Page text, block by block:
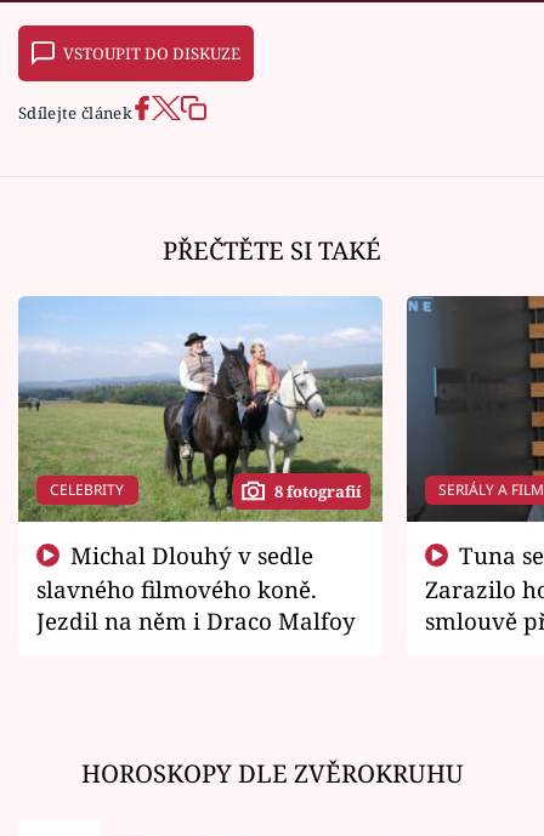
VSTOUPIT DO DISKUZE
Sdílejte článek
PŘEČTĚTE SI TAKÉ
CELEBRITY 8 fotografií
slavného filmového koně.
Jezdil na něm i Draco Malfoy
SERIÁLY A
Zarazilo
smlouvě
HOROSKOPY DLE ZVĚROKRUHU